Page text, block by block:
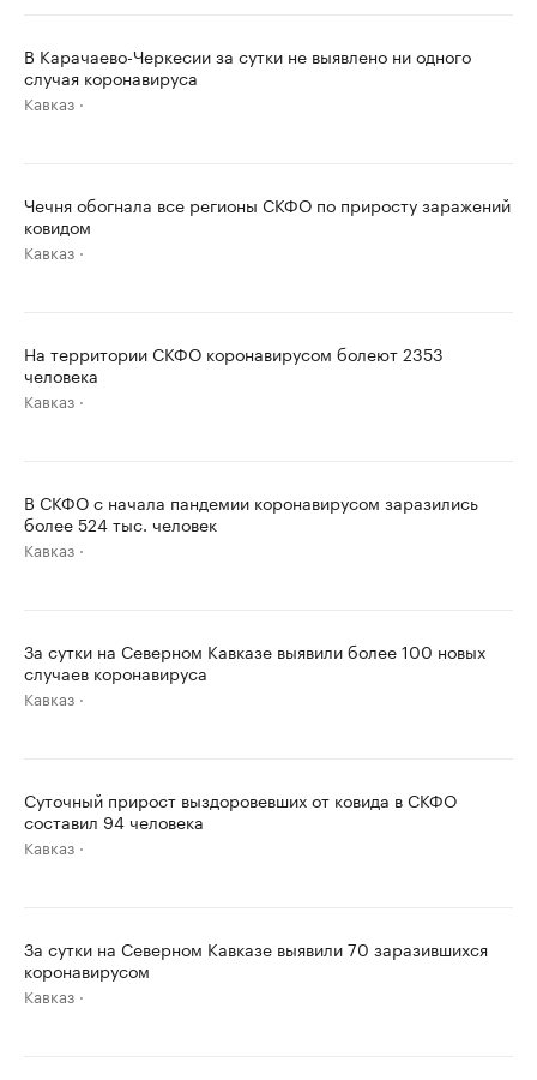
В Карачаево-Черкесии за сутки не выявлено ни одного
случая коронавируса
Кавказ
Чечня обогнала все регионы СКФО по приросту заражений
ковидом
Кавказ
На территории СКФО коронавирусом болеют 2353
человека
Кавказ
В СКФО с начала пандемии коронавирусом заразились
более 524 тыс. человек
Кавказ
За сутки на Северном Кавказе выявили более 100 новых
случаев коронавируса
Кавказ
Суточный прирост выздоровевших от ковида в СКФО
составил 94 человека
Кавказ
За сутки на Северном Кавказе выявили 70 заразившихся
коронавирусом
Кавказ